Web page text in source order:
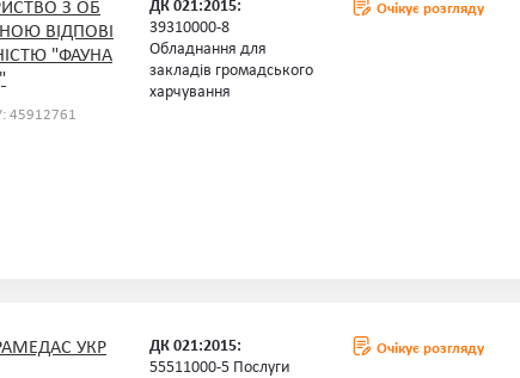
З ОБ
ВІДПОВІ
"ФАУНА
45912761
ДК 021:2015:
39310000-8
Обладнання для
закладів громадського
харчування
Очікує розгляду
УКР
ДК 021:2015:
55511000-5 Послуги
Очікує розгляду